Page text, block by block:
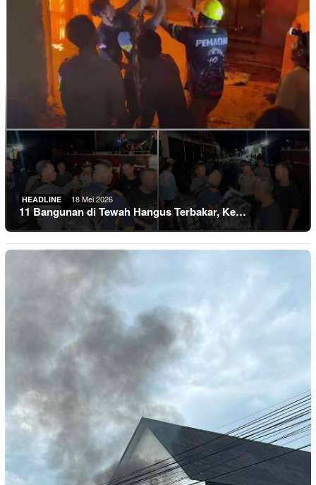
HEADLINE 18 Mei 2026
11 Bangunan di Tewah Hangus Terbakar, Ke…